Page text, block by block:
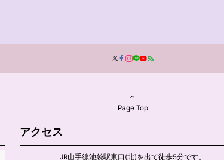
Page Top
アクセス
JR山手線池袋駅東口(北)を出て徒歩5分です。